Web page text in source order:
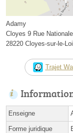
Adamy
Cloyes 9 Rue Nationale
28220 Cloyes-sur-le-
Trajet
Enseigne
Forme juridique